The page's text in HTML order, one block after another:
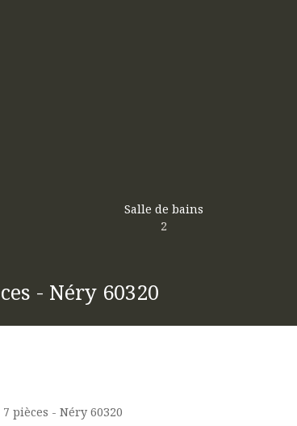
Salle de bains
2
- Néry 60320
pièces - Néry 60320